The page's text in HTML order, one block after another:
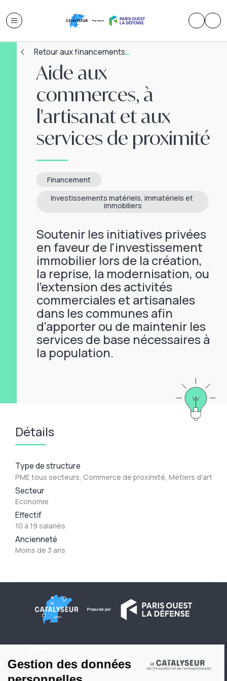
Retour aux financements
Aide aux
commerces, à
l'artisanat et aux
services de proximité
Financement
Investissements matériels, immatériels et
immobiliers
Soutenir les initiatives privées
en faveur de l'investissement
immobilier lors de la création,
la reprise, la modernisation, ou
l'extension des activités
commerciales et artisanales
dans les communes afin
d'apporter ou de maintenir les
services de base nécessaires à
la population.
Détails
Type de structure
PME tous secteurs, Commerce de proximité, Métiers d'art
Secteur
Economie
Effectif
10 à 19 salariés
Ancienneté
Moins de 3 ans
Conditions générales d'utilisation
Contactez-nous